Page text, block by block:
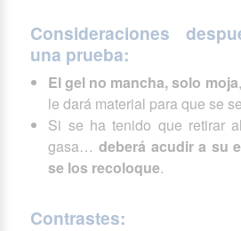
Consideraciones
una prueba:
El gel no mancha, solo moja
le dará material para que se
Si se ha tenido que retirar
gasa…deberá acudir a su
se los recoloque.
Contrastes: